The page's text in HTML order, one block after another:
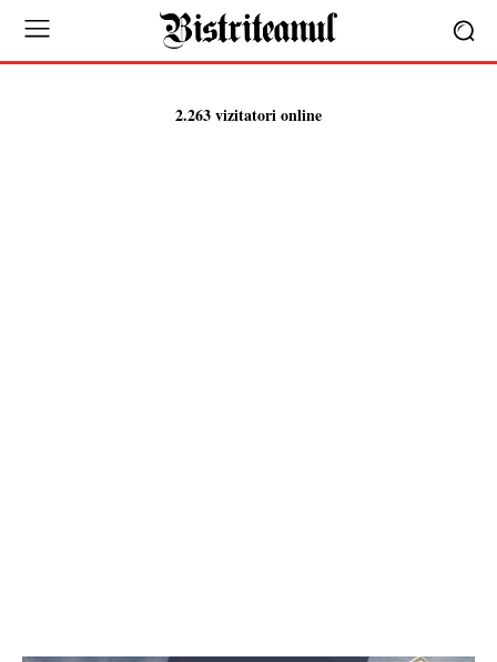
2.263 vizitatori online